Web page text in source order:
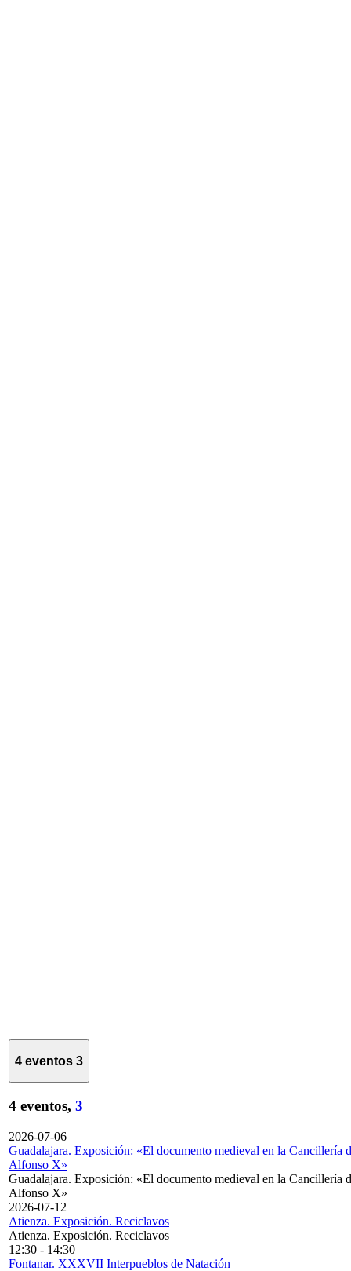
4 eventos 3
4 eventos, 3
2026-07-06
Guadalajara. Exposición: «El documento medieval en la Cancillería
Alfonso X»
Guadalajara. Exposición: «El documento medieval en la Cancillería
Alfonso X»
2026-07-12
Atienza. Exposición. Reciclavos
Atienza. Exposición. Reciclavos
12:30 - 14:30
Fontanar. XXXVII Interpueblos de Natación